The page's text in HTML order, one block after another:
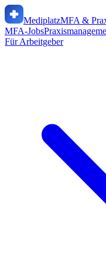
MediplatzMFA &
MFA-Jobs
Für Arbeitgeber